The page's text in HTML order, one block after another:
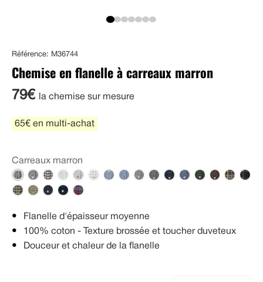
Référence: M36744
Chemise en flanelle à carreaux marron
79€ la chemise sur mesure
65€ en multi-achat
Carreaux marron
Flanelle d'épaisseur moyenne
100% coton - Texture brossée et toucher duveteux
Douceur et chaleur de la flanelle